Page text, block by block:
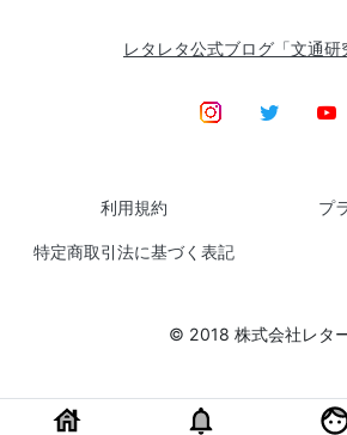
レタレタ公式ブログ「文通研
利用規約 プ
特定商取引法に基づく表記
© 2018 株式会社レタ